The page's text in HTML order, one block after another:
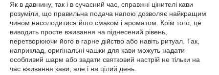
Як в давнину, так і в сучасний час, справжні цінителі кави
розуміли, що правильна подача напою дозволяє найкращим
чином насолодитися його смаком і ароматом. Крім того, це
виводить просте вживання на піднесений рівень,
перетворюючи його в гарне дійство або навіть ритуал. Так,
наприклад, оригінальні чашки для кави можуть надати
особливий шарм або задати святковий настрій не тільки на
час вживання кави, але і на цілий день.